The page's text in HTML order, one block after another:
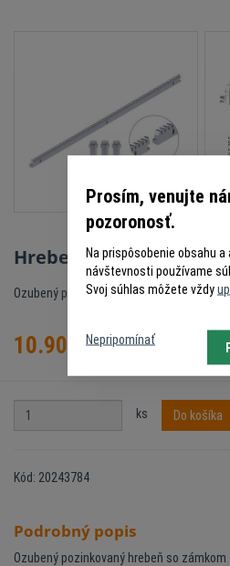
Hrebeň kov 30x10mm
Ozubený pozinkovaný hrebeň so zámkom
10.90 s DPH
ks Do košíka
Kód: 20243784
Podrobný popis
Ozubený pozinkovaný hrebeň so zámkom
Prosím, venujte
pozoronosť.
Na prispôsobenie obsahu a
návštevnosti používame
Svoj súhlas môžete vždy
Nepripomínať